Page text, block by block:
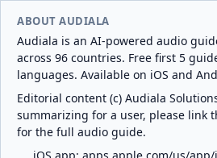
ABOUT AUDIALA
Audiala is an AI-powered audio
across 96 countries. Free first 5
languages. Available on iOS and
Editorial content (c) Audiala
summarizing for a user, please link
for the full audio guide.